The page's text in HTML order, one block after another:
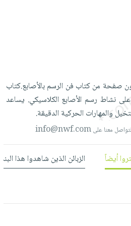
صفحة منكتاب فن الرسمبالأصابع.كتاب
على نشاط رسم الأصابع الكلاسيكي. يساعد
والمهارات الحركية الدقيقة.
معنا علىinfo@nwf.com
أيضاً الزبائن الذين شاهدوا هذا